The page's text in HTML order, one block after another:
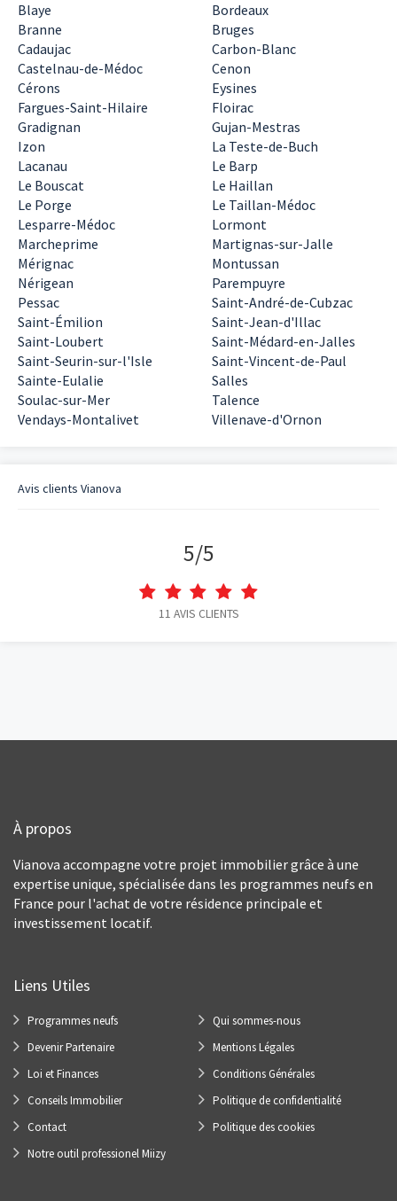
Blaye
Bordeaux
Branne
Bruges
Cadaujac
Carbon-Blanc
Castelnau-de-Médoc
Cenon
Cérons
Eysines
Fargues-Saint-Hilaire
Floirac
Gradignan
Gujan-Mestras
Izon
La Teste-de-Buch
Lacanau
Le Barp
Le Bouscat
Le Haillan
Le Porge
Le Taillan-Médoc
Lesparre-Médoc
Lormont
Marcheprime
Martignas-sur-Jalle
Mérignac
Montussan
Nérigean
Parempuyre
Pessac
Saint-André-de-Cubzac
Saint-Émilion
Saint-Jean-d'Illac
Saint-Loubert
Saint-Médard-en-Jalles
Saint-Seurin-sur-l'Isle
Saint-Vincent-de-Paul
Sainte-Eulalie
Salles
Soulac-sur-Mer
Talence
Vendays-Montalivet
Villenave-d'Ornon
Avis clients Vianova
5/5
11 AVIS CLIENTS
À propos
Vianova accompagne votre projet immobilier grâce à une
expertise unique, spécialisée dans les programmes neufs en
France pour l'achat de votre résidence principale et
investissement locatif.
Liens Utiles
Programmes neufs
Devenir Partenaire
Loi et Finances
Conseils Immobilier
Contact
Notre outil professionel Miizy
Qui sommes-nous
Mentions Légales
Conditions Générales
Politique de confidentialité
Politique des cookies